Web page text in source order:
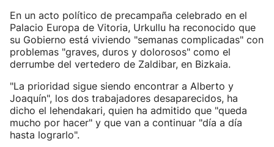
En un acto político de precampaña celebrado en el
Palacio Europa de Vitoria, Urkullu ha reconocido que
su Gobierno está viviendo "semanas complicadas" con
problemas "graves, duros y dolorosos" como el
derrumbe del vertedero de Zaldibar, en Bizkaia.
"La prioridad sigue siendo encontrar a Alberto y
Joaquín", los dos trabajadores desaparecidos, ha
dicho el lehendakari, quien ha admitido que "queda
mucho por hacer" y que van a continuar "día a día
hasta lograrlo".